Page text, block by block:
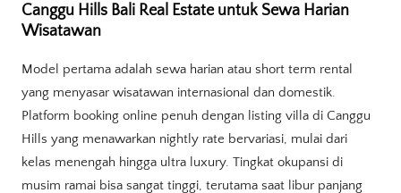
Canggu Hills Bali Real Estate untuk Sewa Harian
Wisatawan
Model pertama adalah sewa harian atau short term rental
yang menyasar wisatawan internasional dan domestik.
Platform booking online penuh dengan listing villa di Canggu
Hills yang menawarkan nightly rate bervariasi, mulai dari
kelas menengah hingga ultra luxury. Tingkat okupansi di
musim ramai bisa sangat tinggi, terutama saat libur panjang